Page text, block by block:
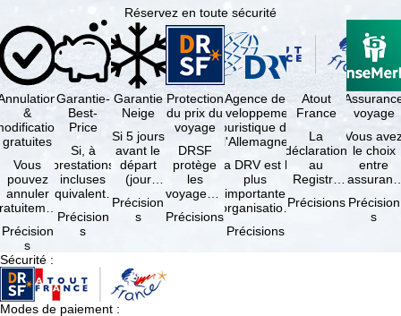
Réservez en toute sécurité
&
gratuites
Vous
pouvez
annuler
suivant
la
à …
Précision
s
Garantie-
Best-
Price
Si, à
prestations
incluses
équivalentes
réserve de
disponibilités,
Précision
s
Garantie
Neige
Si 5 jours
avant le
départ
(jour
d'arrivée),
tous les
domaines
Précision
s
Protection
du prix du
voyage
DRSF
protège
les
voyageurs
réservent
Précisions
Agence de
développement
touristique de
l'Allemagne
La DRV est la
plus
importante
organisation
professionnels
Précisions
Atout
France
La
déclaration
au
Registre
Opérateurs
Précisions
voyage
Vous
le choix
entre
et
Précision
s
Sécurité :
Modes de paiement :